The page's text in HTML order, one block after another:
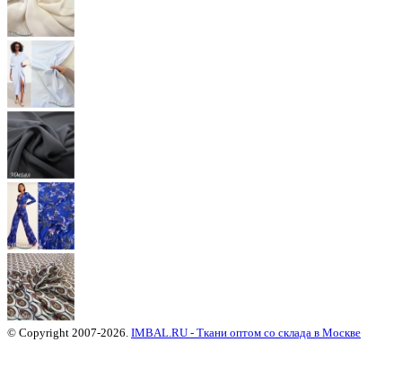
© Copyright 2007-2026. IMBAL.RU - Ткани оптом со склада в Москве